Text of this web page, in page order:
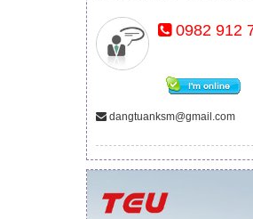
0982 912
dangtuanksm@gmail.com